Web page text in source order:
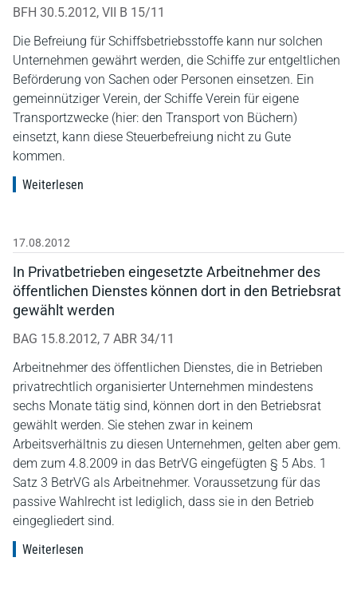
BFH 30.5.2012, VII B 15/11
Die Befreiung für Schiffsbetriebsstoffe kann nur solchen
Unternehmen gewährt werden, die Schiffe zur entgeltlichen
Beförderung von Sachen oder Personen einsetzen. Ein
gemeinnütziger Verein, der Schiffe Verein für eigene
Transportzwecke (hier: den Transport von Büchern)
einsetzt, kann diese Steuerbefreiung nicht zu Gute
kommen.
Weiterlesen
17.08.2012
In Privatbetrieben eingesetzte Arbeitnehmer des
öffentlichen Dienstes können dort in den Betriebsrat
gewählt werden
BAG 15.8.2012, 7 ABR 34/11
Arbeitnehmer des öffentlichen Dienstes, die in Betrieben
privatrechtlich organisierter Unternehmen mindestens
sechs Monate tätig sind, können dort in den Betriebsrat
gewählt werden. Sie stehen zwar in keinem
Arbeitsverhältnis zu diesen Unternehmen, gelten aber gem.
dem zum 4.8.2009 in das BetrVG eingefügten § 5 Abs. 1
Satz 3 BetrVG als Arbeitnehmer. Voraussetzung für das
passive Wahlrecht ist lediglich, dass sie in den Betrieb
eingegliedert sind.
Weiterlesen